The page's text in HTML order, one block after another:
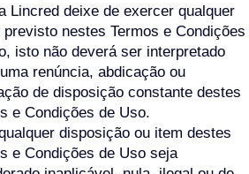
Lincred deixe de exercer qualquer
previsto nestes Termos e Condições
isto não deverá ser interpretado
renúncia, abdicação ou
de disposição constante destes
e Condições de Uso.
disposição ou item destes
e Condições de Uso seja